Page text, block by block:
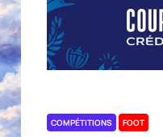
COMPÉTITIONS FOOT